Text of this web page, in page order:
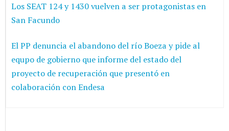
Los SEAT 124 y 1430 vuelven a ser protagonistas en
San Facundo
El PP denuncia el abandono del río Boeza y pide al
equpo de gobierno que informe del estado del
proyecto de recuperación que presentó en
colaboración con Endesa